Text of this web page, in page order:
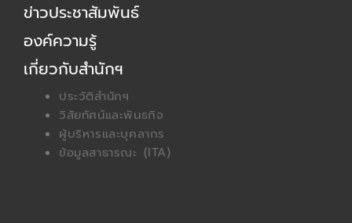
ข่าวประชาสัมพันธ์
องค์ความรู้
เกี่ยวกับสำนักฯ
ประวัติสำนักฯ
วิสัยทัศน์และพันธกิจ
ผู้บริหารและบุคลากร
ข้อมูลสาธารณะ (ITA)